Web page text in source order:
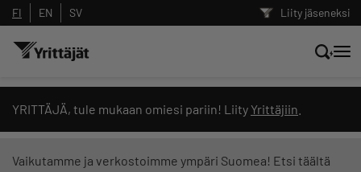
Liity jäseneksi
FI EN SV
YRITTÄJÄ, tule mukaan omiesi pariin! Liity Yrittäjiin
Vaikutamme ja verkostoimme ympäri Suomea! Etsi täältä
Hae sivustolta tai kysy suoraan
Yrittäjien tekoälyltä